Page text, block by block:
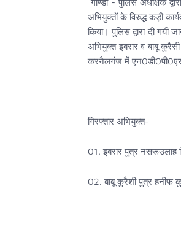
अभियुक्तों के विरुद्ध कड़ी
किया। पुलिस द्वारा दी
अभियुक्त इबरार व बाबू
करनैलगंज में
गिरफ्तार अभियुक्त-
01. इबरार पुत्र नसरूउलाह
02. बाबू कुरैशी पुत्र हनीफ